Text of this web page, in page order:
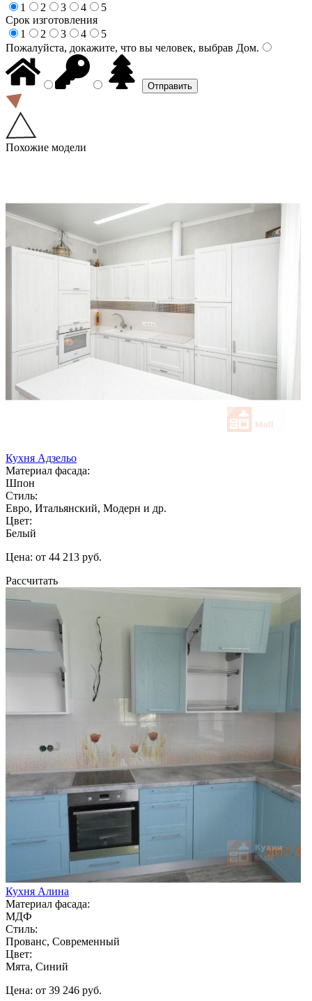
1
2 3 4
5
Срок изготовления
1
2 3 4
5
Пожалуйста, докажите, что вы человек, выбрав Дом.
Похожие модели
Кухня Адзельо
Материал фасада:
Шпон
Стиль:
Евро, Итальянский, Модерн и др.
Цвет:
Белый
Цена: от 44 213 руб.
Рассчитать
Кухня Алина
Материал фасада:
МДФ
Стиль:
Прованс, Современный
Цвет:
Мята, Синий
Цена: от 39 246 руб.